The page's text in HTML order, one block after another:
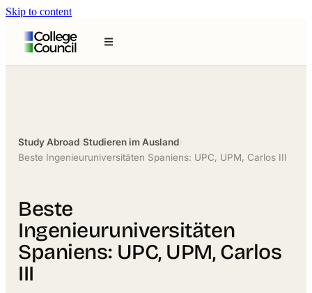
Skip to content
Study Abroad›Studieren im Ausland›
Beste Ingenieuruniversitäten Spaniens: UPC, UPM, Carlos III
Beste
Ingenieuruniversitäten
Spaniens: UPC, UPM, Carlos
III